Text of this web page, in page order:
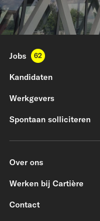
Jobs 62
Kandidaten
Werkgevers
Spontaan solliciteren
Over ons
Werken bij Cartière
Contact